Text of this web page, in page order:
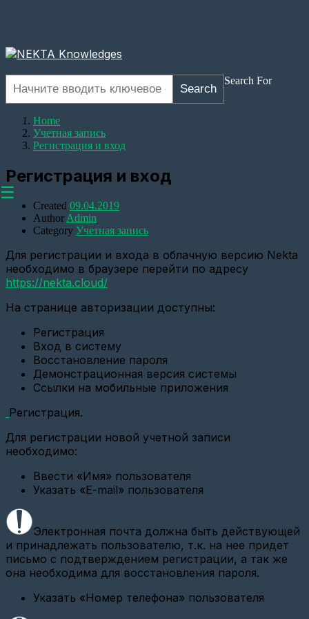
Оборудование
Настройка
прозрачного
(СИ-13,
и
ATM2-
485)
Настройка
базовой
Вега
(Веб-
интерфейс)
опроса
по
связи
GPRS
и
Ethernet
шлюзов
Настройка
☰
Search For
Search
Home
Учетная запись
Регистрация и вход
Регистрация и вход
Created 09.04.2019
Author Admin
Category Учетная запись
Для регистрации и входа в облачную версию Nekta
необходимо в браузере перейти по адресу
https://nekta.cloud/
На странице авторизации доступны:
Регистрация
Вход в систему
Восстановление пароля
Демонстрационная версия системы
Ссылки на мобильные приложения
Регистрация.
Для регистрации новой учетной записи
необходимо:
Ввести «Имя» пользователя
Указать «E-mail» пользователя
Электронная почта должна быть действующей
и принадлежать пользователю, т.к. на нее придет
письмо с подтверждением регистрации, а так же
она необходима для восстановления пароля.
Указать «Номер телефона» пользователя